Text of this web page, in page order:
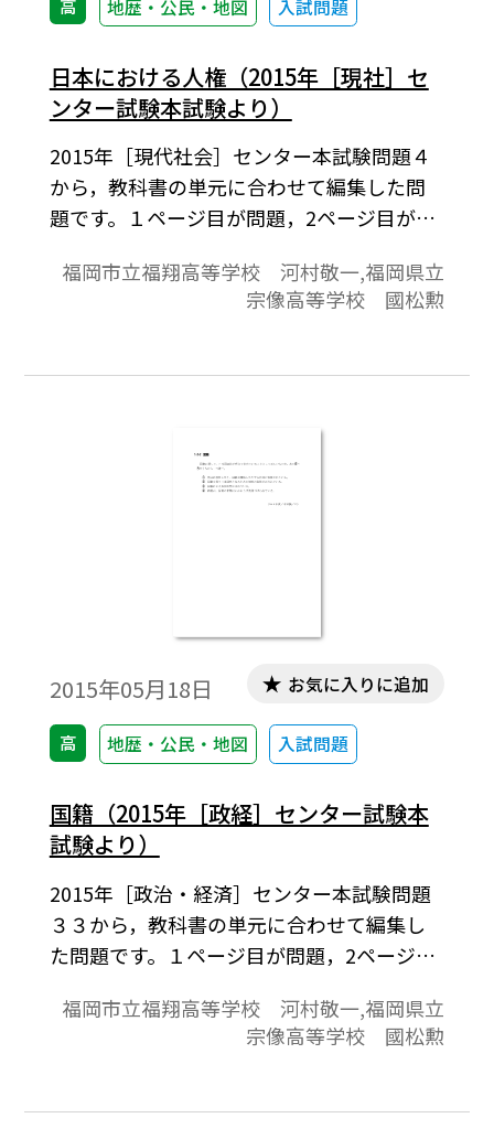
高 地歴・公民・地図 入試問題
日本における人権（2015年［現社］セ
ンター試験本試験より）
2015年［現代社会］センター本試験問題４
から，教科書の単元に合わせて編集した問
題です。１ページ目が問題，2ページ目が解
福岡市立福翔高等学校 河村敬一,福岡県立
宗像高等学校 國松勲
2015年05月18日
高 地歴・公民・地図 入試問題
お気に入りに追加
国籍（2015年［政経］センター試験本
試験より）
2015年［政治・経済］センター本試験問題
３３から，教科書の単元に合わせて編集し
た問題です。１ページ目が問題，2ページ目
福岡市立福翔高等学校 河村敬一,福岡県立
宗像高等学校 國松勲